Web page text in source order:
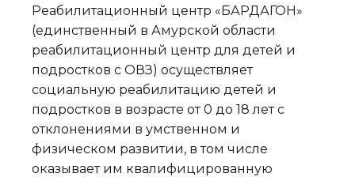
Реабилитационный центр «БАРДАГОН»
(единственный в Амурской области
реабилитационный центр для детей и
подростков с ОВЗ) осуществляет
социальную реабилитацию детей и
подростков в возрасте от 0 до 18 лет с
отклонениями в умственном и
физическом развитии, в том числе
оказывает им квалифицированную